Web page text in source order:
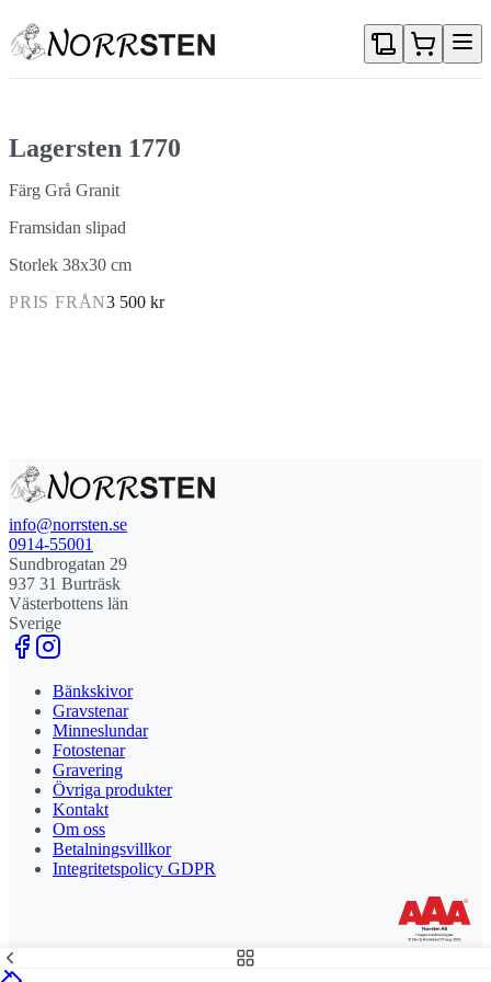
Lagersten 1770
Färg Grå Granit
Framsidan slipad
Storlek 38x30 cm
PRIS FRÅN3 500 kr
info@norrsten.se
0914-55001
Sundbrogatan 29
937 31 Burträsk
Västerbottens län
Sverige
Bänkskivor
Gravstenar
Minneslundar
Fotostenar
Gravering
Övriga produkter
Kontakt
Om oss
Betalningsvillkor
Integritetspolicy GDPR
Stolt leverantör och delägare till Steny AB